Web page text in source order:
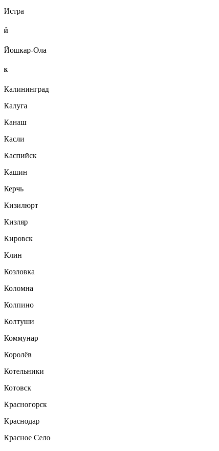
Истра
Й
Йошкар-Ола
К
Калининград
Калуга
Канаш
Касли
Каспийск
Кашин
Керчь
Кизилюрт
Кизляр
Кировск
Клин
Козловка
Коломна
Колпино
Колтуши
Коммунар
Королёв
Котельники
Котовск
Красногорск
Краснодар
Красное Село